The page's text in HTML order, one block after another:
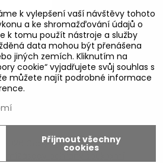
registrované partnery
Copyright
k vylepšení vaší návštěvy tohoto
a ke shromažďování údajů o
k tomu použít nástroje a služby
data mohou být přenášena
jiných zemích. Kliknutím na
cookie“ vyjadřujete svůj souhlas s
můžete najít podrobné informace
Přijmout všechny
cookies